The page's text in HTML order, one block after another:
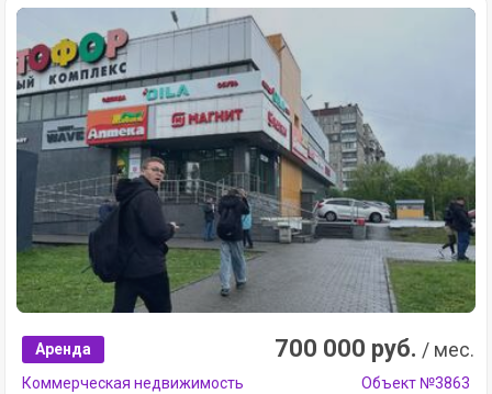
Аренда 700 000 руб. / мес.
Коммерческая недвижимость Объект №3863